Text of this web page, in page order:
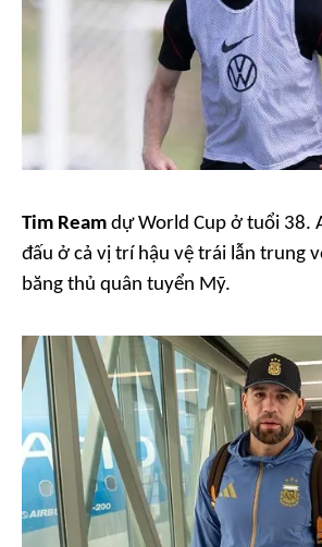
Tim Ream dự World Cup ở tuổi 38.
đấu ở cả vị trí hậu vệ trái lẫn trung
băng thủ quân tuyển Mỹ.